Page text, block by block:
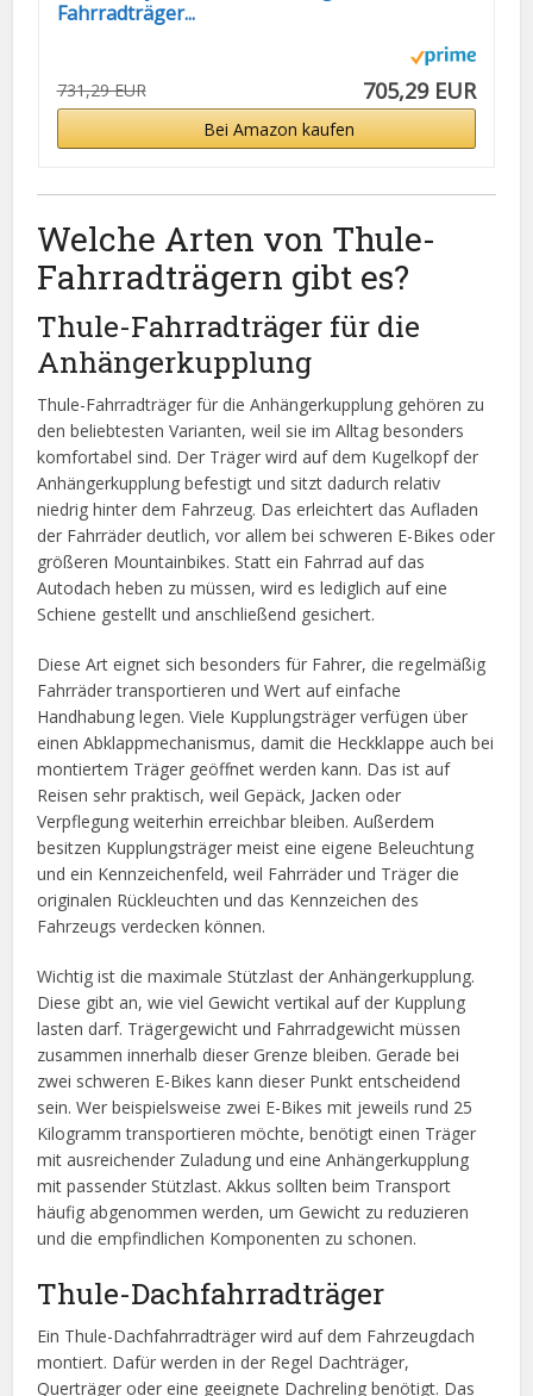
Fahrradträger...
731,29 EUR 705,29 EUR
Bei Amazon kaufen
Welche Arten von Thule-
Fahrradträgern gibt es?
Thule-Fahrradträger für die
Anhängerkupplung
Thule-Fahrradträger für die Anhängerkupplung gehören zu
den beliebtesten Varianten, weil sie im Alltag besonders
komfortabel sind. Der Träger wird auf dem Kugelkopf der
Anhängerkupplung befestigt und sitzt dadurch relativ
niedrig hinter dem Fahrzeug. Das erleichtert das Aufladen
der Fahrräder deutlich, vor allem bei schweren E-Bikes oder
größeren Mountainbikes. Statt ein Fahrrad auf das
Autodach heben zu müssen, wird es lediglich auf eine
Schiene gestellt und anschließend gesichert.
Diese Art eignet sich besonders für Fahrer, die regelmäßig
Fahrräder transportieren und Wert auf einfache
Handhabung legen. Viele Kupplungsträger verfügen über
einen Abklappmechanismus, damit die Heckklappe auch bei
montiertem Träger geöffnet werden kann. Das ist auf
Reisen sehr praktisch, weil Gepäck, Jacken oder
Verpflegung weiterhin erreichbar bleiben. Außerdem
besitzen Kupplungsträger meist eine eigene Beleuchtung
und ein Kennzeichenfeld, weil Fahrräder und Träger die
originalen Rückleuchten und das Kennzeichen des
Fahrzeugs verdecken können.
Wichtig ist die maximale Stützlast der Anhängerkupplung.
Diese gibt an, wie viel Gewicht vertikal auf der Kupplung
lasten darf. Trägergewicht und Fahrradgewicht müssen
zusammen innerhalb dieser Grenze bleiben. Gerade bei
zwei schweren E-Bikes kann dieser Punkt entscheidend
sein. Wer beispielsweise zwei E-Bikes mit jeweils rund 25
Kilogramm transportieren möchte, benötigt einen Träger
mit ausreichender Zuladung und eine Anhängerkupplung
mit passender Stützlast. Akkus sollten beim Transport
häufig abgenommen werden, um Gewicht zu reduzieren
und die empfindlichen Komponenten zu schonen.
Thule-Dachfahrradträger
Ein Thule-Dachfahrradträger wird auf dem Fahrzeugdach
montiert. Dafür werden in der Regel Dachträger,
Querträger oder eine geeignete Dachreling benötigt. Das